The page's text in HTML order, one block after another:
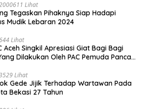
Lihat
Tegaskan Pihaknya Siap Hadapi
Mudik Lebaran 2024
Lihat
Aceh Singkil Apresiasi Giat Bagi Bagi
Dilakukan Oleh PAC Pemuda Panca
Aceh Singkil
Lihat
Gede Jijik Terhadap Wartawan Pada
Bekasi 27 Tahun